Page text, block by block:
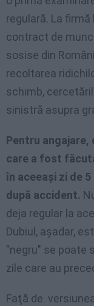
regulară. La
contract de
sosise din
recoltarea
schimb,
sinistră asupra
Pentru angajare,
care a fost
în aceeaşi zi de
după accident.
deja regular la
Dubiul, aşadar,
"negru" se poate
zile care au
Faţă de